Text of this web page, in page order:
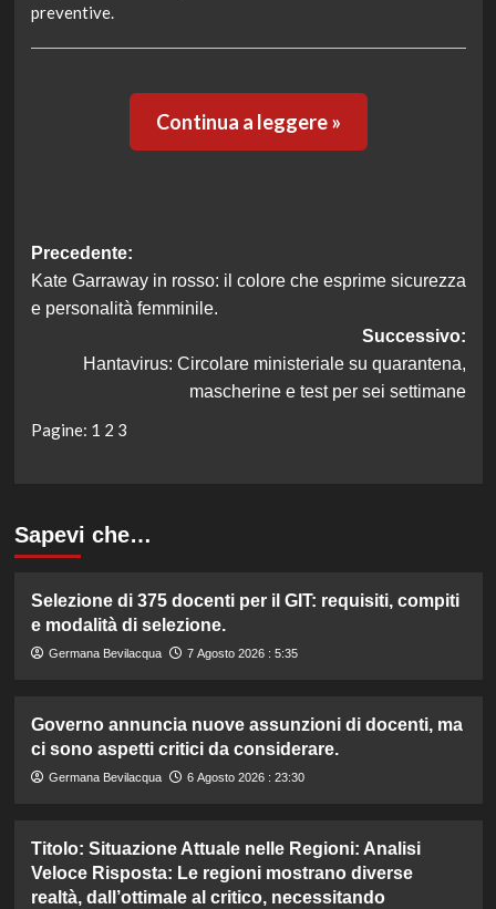
preventive.
Continua a leggere »
Navigazione
articolo
Precedente:
Kate Garraway in rosso: il colore che esprime sicurezza
e personalità femminile.
Successivo:
Hantavirus: Circolare ministeriale su quarantena,
mascherine e test per sei settimane
Pagine: 1 2 3
Sapevi che…
Selezione di 375 docenti per il GIT: requisiti, compiti
e modalità di selezione.
Germana Bevilacqua 7 Agosto 2026 : 5:35
Governo annuncia nuove assunzioni di docenti, ma
ci sono aspetti critici da considerare.
Germana Bevilacqua 6 Agosto 2026 : 23:30
Titolo: Situazione Attuale nelle Regioni: Analisi
Veloce Risposta: Le regioni mostrano diverse
realtà, dall’ottimale al critico, necessitando